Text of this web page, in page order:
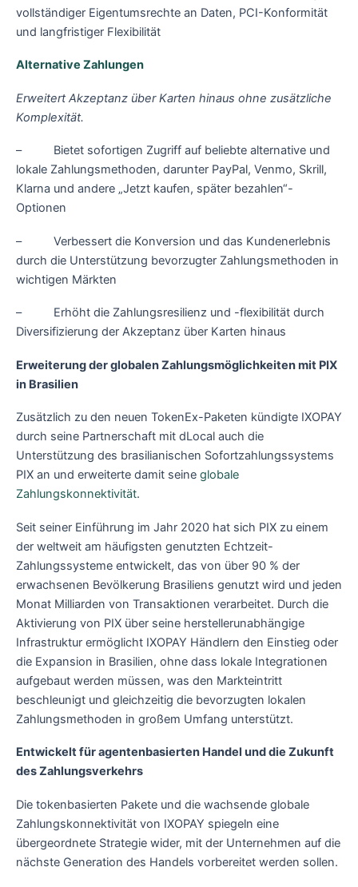
vollständiger Eigentumsrechte an Daten, PCI-Konformität
und langfristiger Flexibilität
Alternative Zahlungen
Erweitert Akzeptanz über Karten hinaus ohne zusätzliche
Komplexität.
– Bietet sofortigen Zugriff auf beliebte alternative und
lokale Zahlungsmethoden, darunter PayPal, Venmo, Skrill,
Klarna und andere „Jetzt kaufen, später bezahlen“-
Optionen
– Verbessert die Konversion und das Kundenerlebnis
durch die Unterstützung bevorzugter Zahlungsmethoden in
wichtigen Märkten
– Erhöht die Zahlungsresilienz und -flexibilität durch
Diversifizierung der Akzeptanz über Karten hinaus
Erweiterung der globalen Zahlungsmöglichkeiten mit PIX
in Brasilien
Zusätzlich zu den neuen TokenEx-Paketen kündigte IXOPAY
durch seine Partnerschaft mit dLocal auch die
Unterstützung des brasilianischen Sofortzahlungssystems
PIX an und erweiterte damit seine globale
Zahlungskonnektivität.
Seit seiner Einführung im Jahr 2020 hat sich PIX zu einem
der weltweit am häufigsten genutzten Echtzeit-
Zahlungssysteme entwickelt, das von über 90 % der
erwachsenen Bevölkerung Brasiliens genutzt wird und jeden
Monat Milliarden von Transaktionen verarbeitet. Durch die
Aktivierung von PIX über seine herstellerunabhängige
Infrastruktur ermöglicht IXOPAY Händlern den Einstieg oder
die Expansion in Brasilien, ohne dass lokale Integrationen
aufgebaut werden müssen, was den Markteintritt
beschleunigt und gleichzeitig die bevorzugten lokalen
Zahlungsmethoden in großem Umfang unterstützt.
Entwickelt für agentenbasierten Handel und die Zukunft
des Zahlungsverkehrs
Die tokenbasierten Pakete und die wachsende globale
Zahlungskonnektivität von IXOPAY spiegeln eine
übergeordnete Strategie wider, mit der Unternehmen auf die
nächste Generation des Handels vorbereitet werden sollen.